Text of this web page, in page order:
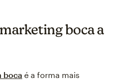
boca a
boca é a forma mais